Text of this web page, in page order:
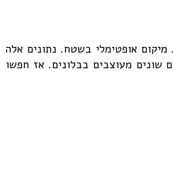
מיקום אופטימלי בשטח. נתונים אלה
שונים מעוצבים בבלונים. אז חפשו